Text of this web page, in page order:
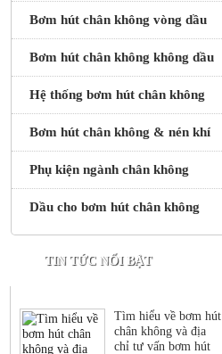
Bơm hút chân không vòng dầu
Bơm hút chân không không dầu
Hệ thống bơm hút chân không
Bơm hút chân không & nén khí
Phụ kiện ngành chân không
Dầu cho bơm hút chân không
TIN TỨC NỔI BẬT
Tìm hiểu về bơm hút
chân không và địa
chỉ tư vấn bơm hút